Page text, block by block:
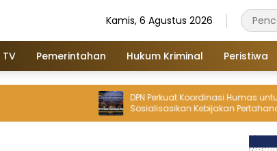
Kamis, 6 Agustus 2026
Pemerintahan Hukum Kriminal Peristiwa
DPN Perkuat Koordinasi Humas untuk
Sosialisasikan Kebijakan Pertahanan
Nirmiliter